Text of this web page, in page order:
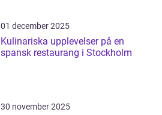
01 december 2025
Kulinariska upplevelser på en
spansk restaurang i Stockholm
30 november 2025